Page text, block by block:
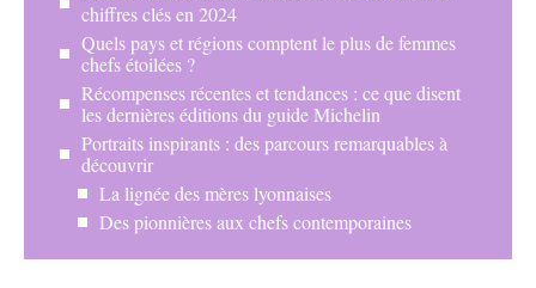
chiffres clés en 2024
Quels pays et régions comptent le plus de femmes
chefs étoilées ?
Récompenses récentes et tendances : ce que disent
les dernières éditions du guide Michelin
Portraits inspirants : des parcours remarquables à
découvrir
La lignée des mères lyonnaises
Des pionnières aux chefs contemporaines